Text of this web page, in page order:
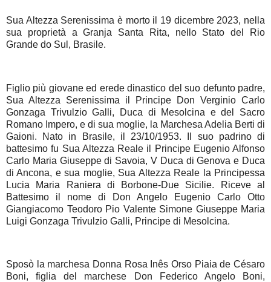
Sua Altezza Serenissima è morto il 19 dicembre 2023, nella
sua proprietà a Granja Santa Rita, nello Stato del Rio
Grande do Sul, Brasile.
Figlio più giovane ed erede dinastico del suo defunto padre,
Sua Altezza Serenissima il Principe Don Verginio Carlo
Gonzaga Trivulzio Galli, Duca di Mesolcina e del Sacro
Romano Impero, e di sua moglie, la Marchesa Adelia Berti di
Gaioni. Nato in Brasile, il 23/10/1953. Il suo padrino di
battesimo fu Sua Altezza Reale il Principe Eugenio Alfonso
Carlo Maria Giuseppe di Savoia, V Duca di Genova e Duca
di Ancona, e sua moglie, Sua Altezza Reale la Principessa
Lucia Maria Raniera di Borbone-Due Sicilie. Riceve al
Battesimo il nome di Don Angelo Eugenio Carlo Otto
Giangiacomo Teodoro Pio Valente Simone Giuseppe Maria
Luigi Gonzaga Trivulzio Galli, Principe di Mesolcina.
Sposò la marchesa Donna Rosa Inês Orso Piaia de Césaro
Boni, figlia del marchese Don Federico Angelo Boni,